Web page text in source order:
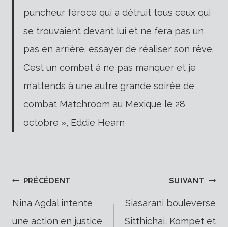
puncheur féroce qui a détruit tous ceux qui
se trouvaient devant lui et ne fera pas un
pas en arrière. essayer de réaliser son rêve.
C’est un combat à ne pas manquer et je
m’attends à une autre grande soirée de
combat Matchroom au Mexique le 28
octobre », Eddie Hearn
Navigation
PRÉCÉDENT
Nina Agdal intente
une action en justice
SUIVANT
Siasarani bouleverse
Sitthichai, Kompet et